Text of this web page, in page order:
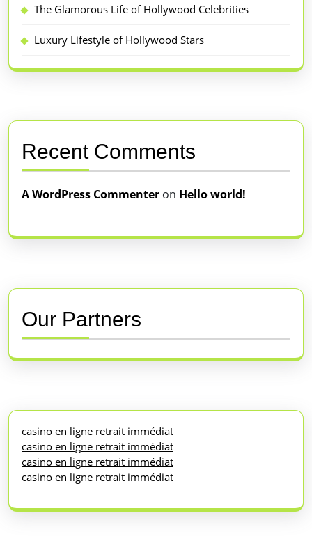
The Glamorous Life of Hollywood Celebrities
Luxury Lifestyle of Hollywood Stars
Recent Comments
A WordPress Commenter on Hello world!
Our Partners
casino en ligne retrait immédiat
casino en ligne retrait immédiat
casino en ligne retrait immédiat
casino en ligne retrait immédiat